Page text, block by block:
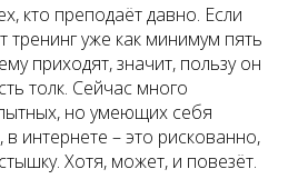
кто преподаёт давно. Если
тренинг уже как минимум пять
приходят, значит, пользу он
толк. Сейчас много
но умеющих себя
интернете – это рискованно,
Хотя, может, и повезёт.